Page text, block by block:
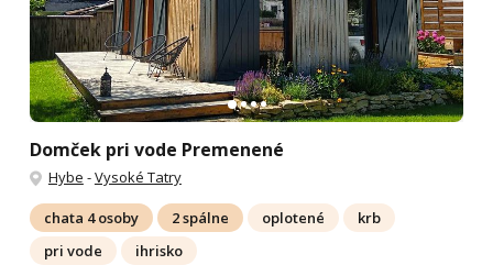
Domček pri vode Premenené
Hybe -Vysoké Tatry
chata 4 osoby 2 spálne oplotené
krb
pri vode
ihrisko